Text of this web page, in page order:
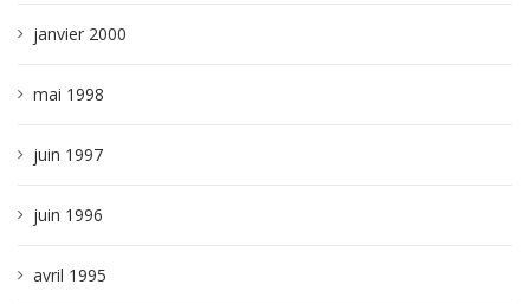
janvier 2000
mai 1998
juin 1997
juin 1996
avril 1995